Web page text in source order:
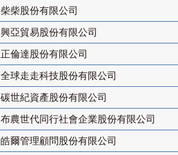
柴柴股份有限公司
興亞貿易股份有限公司
正倫達股份有限公司
全球走走科技股份有限公司
碳世紀資產股份有限公司
布農世代同行社會企業股份有限公司
皓爾管理顧問股份有限公司